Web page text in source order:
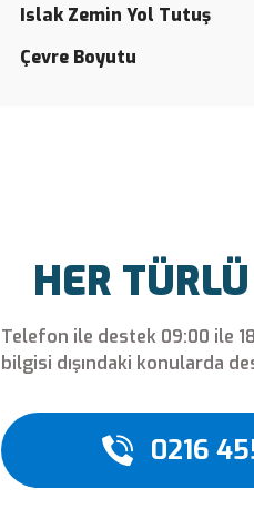
Islak Zemin Yol Tutuş
Çevre Boyutu
HER
Telefon ile destek 09:00 ile
bilgisi dışındaki konularda
0216